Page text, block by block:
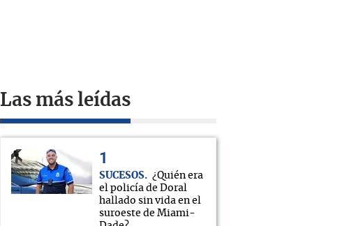
Las más leídas
SUCESOS
¿Quién era
el policía de Doral
hallado sin vida en el
suroeste de Miami-